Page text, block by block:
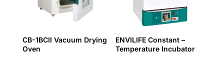
CB-1BCII Vacuum Drying
Oven
ENVILIFE Constant –
Temperature Incubator